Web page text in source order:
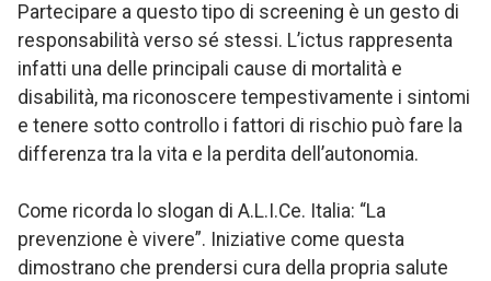
Partecipare a questo tipo di screening è un gesto di
responsabilità verso sé stessi. L’ictus rappresenta
infatti una delle principali cause di mortalità e
disabilità, ma riconoscere tempestivamente i sintomi
e tenere sotto controllo i fattori di rischio può fare la
differenza tra la vita e la perdita dell’autonomia.
Come ricorda lo slogan di A.L.I.Ce. Italia: “La
prevenzione è vivere”. Iniziative come questa
dimostrano che prendersi cura della propria salute